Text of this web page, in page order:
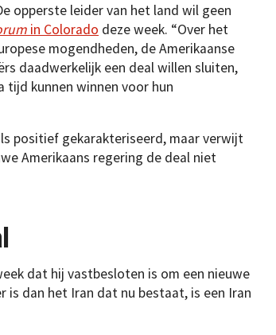
opperste leider van het land wil geen
in Colorado deze week. “Over het
mogendheden, de Amerikaanse
daadwerkelijk een deal willen sluiten,
tijd kunnen winnen voor hun
positief gekarakteriseerd, maar verwijt
Amerikaans regering de deal niet
dat hij vastbesloten is om een nieuwe
dan het Iran dat nu bestaat, is een Iran